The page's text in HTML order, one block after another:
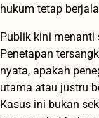
hukum tetap
Publik kini menanti
Penetapan
nyata, apakah
utama atau justru
Kasus ini bukan